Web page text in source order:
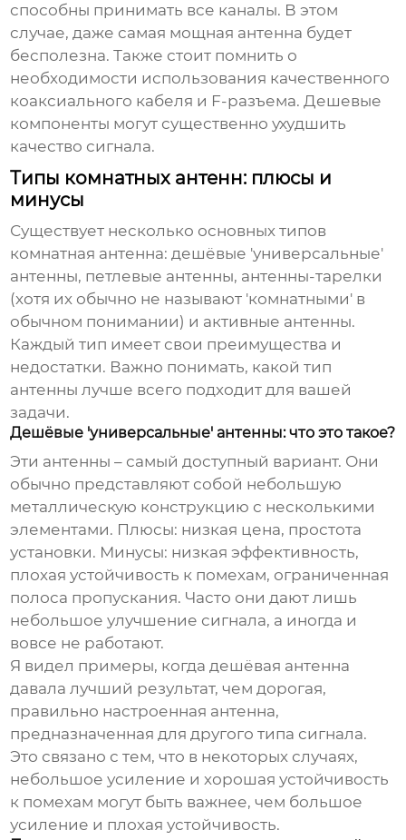
способны принимать все каналы. В этом
случае, даже самая мощная антенна будет
бесполезна. Также стоит помнить о
необходимости использования качественного
коаксиального кабеля и F-разъема. Дешевые
компоненты могут существенно ухудшить
качество сигнала.
Типы комнатных антенн: плюсы и
минусы
Существует несколько основных типов
комнатная антенна: дешёвые 'универсальные'
антенны, петлевые антенны, антенны-тарелки
(хотя их обычно не называют 'комнатными' в
обычном понимании) и активные антенны.
Каждый тип имеет свои преимущества и
недостатки. Важно понимать, какой тип
антенны лучше всего подходит для вашей
задачи.
Дешёвые 'универсальные' антенны: что это такое?
Эти антенны – самый доступный вариант. Они
обычно представляют собой небольшую
металлическую конструкцию с несколькими
элементами. Плюсы: низкая цена, простота
установки. Минусы: низкая эффективность,
плохая устойчивость к помехам, ограниченная
полоса пропускания. Часто они дают лишь
небольшое улучшение сигнала, а иногда и
вовсе не работают.
Я видел примеры, когда дешёвая антенна
давала лучший результат, чем дорогая,
правильно настроенная антенна,
предназначенная для другого типа сигнала.
Это связано с тем, что в некоторых случаях,
небольшое усиление и хорошая устойчивость
к помехам могут быть важнее, чем большое
усиление и плохая устойчивость.